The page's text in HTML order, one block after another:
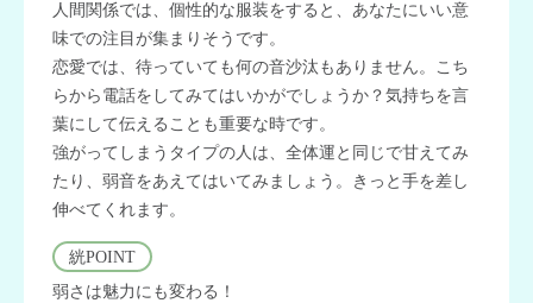
人間関係では、個性的な服装をすると、あなたにいい意
味での注目が集まりそうです。
恋愛では、待っていても何の音沙汰もありません。こち
らから電話をしてみてはいかがでしょうか？気持ちを言
葉にして伝えることも重要な時です。
強がってしまうタイプの人は、全体運と同じで甘えてみ
たり、弱音をあえてはいてみましょう。きっと手を差し
伸べてくれます。
絖POINT
弱さは魅力にも変わる！